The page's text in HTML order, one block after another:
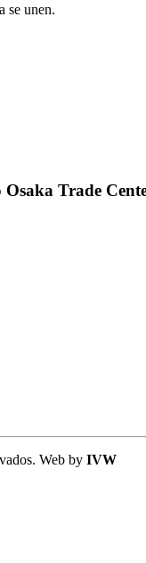
se unen.
Trade
Web by IVW